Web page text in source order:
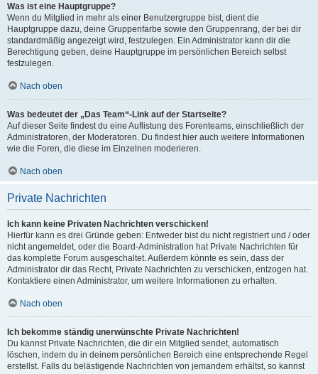
Was ist eine Hauptgruppe?
Wenn du Mitglied in mehr als einer Benutzergruppe bist, dient die
Hauptgruppe dazu, deine Gruppenfarbe sowie den Gruppenrang, der bei dir
standardmäßig angezeigt wird, festzulegen. Ein Administrator kann dir die
Berechtigung geben, deine Hauptgruppe im persönlichen Bereich selbst
festzulegen.
Nach oben
Was bedeutet der „Das Team“-Link auf der Startseite?
Auf dieser Seite findest du eine Auflistung des Forenteams, einschließlich der
Administratoren, der Moderatoren. Du findest hier auch weitere Informationen
wie die Foren, die diese im Einzelnen moderieren.
Nach oben
Private Nachrichten
Ich kann keine Privaten Nachrichten verschicken!
Hierfür kann es drei Gründe geben: Entweder bist du nicht registriert und / oder
nicht angemeldet, oder die Board-Administration hat Private Nachrichten für
das komplette Forum ausgeschaltet. Außerdem könnte es sein, dass der
Administrator dir das Recht, Private Nachrichten zu verschicken, entzogen hat.
Kontaktiere einen Administrator, um weitere Informationen zu erhalten.
Nach oben
Ich bekomme ständig unerwünschte Private Nachrichten!
Du kannst Private Nachrichten, die dir ein Mitglied sendet, automatisch
löschen, indem du in deinem persönlichen Bereich eine entsprechende Regel
erstellst. Falls du belästigende Nachrichten von jemandem erhältst, so kannst